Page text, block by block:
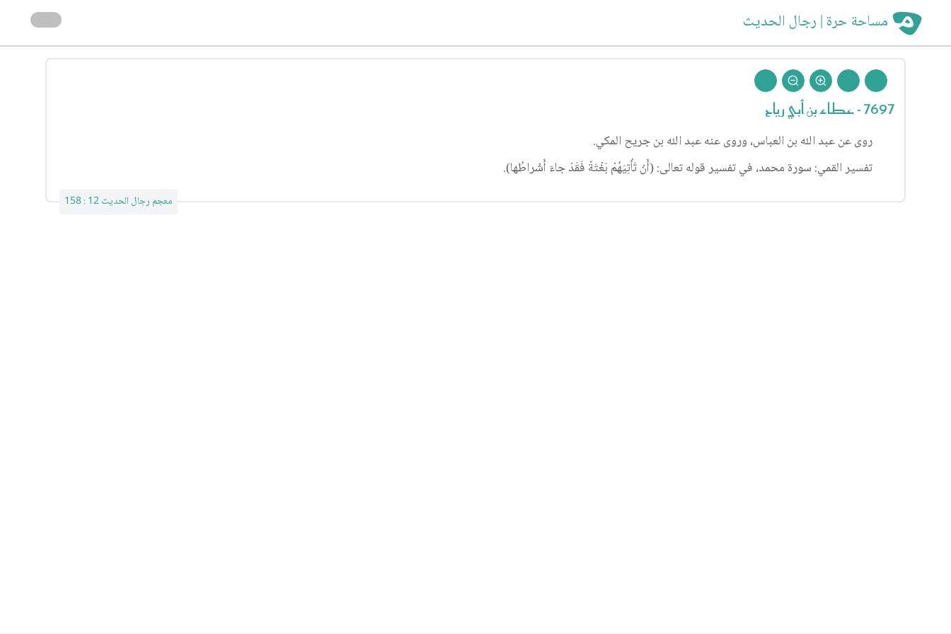
مساحة حرة | رجال الحديث
7697 - عطاء بن أبي رياح
روى عن عبد الله بن العباس، وروى عنه عبد الله بن جريح المكي.
تفسير القمي: سورة محمد، في تفسير قوله تعالى: (أَنْ تَأْتِيَهُمْ بَغْتَةً فَقَدْ جاءَ أَشْراطُها).
معجم رجال الحديث 12 : 158